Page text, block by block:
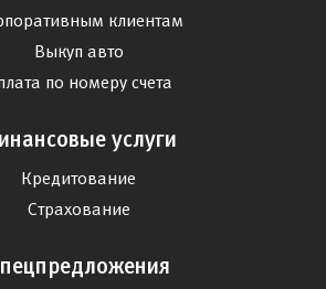
клиентам
Выкуп авто
по номеру счета
услуги
Кредитование
Страхование